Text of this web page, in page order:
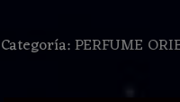
Categoría:PERFUME